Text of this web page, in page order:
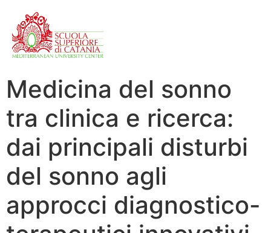
Medicina del sonno
tra clinica e ricerca:
dai principali disturbi
del sonno agli
approcci diagnostico-